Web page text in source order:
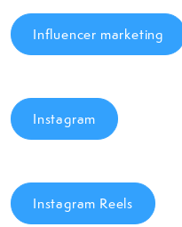
Influencer marketing
Instagram
Instagram Reels